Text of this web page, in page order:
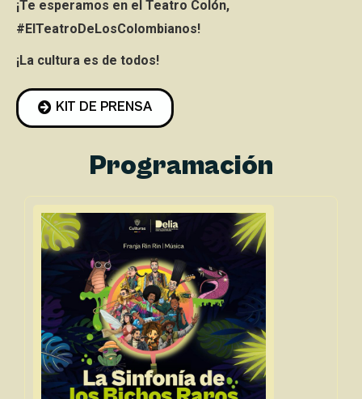
¡Te esperamos en el Teatro Colón,
#ElTeatroDeLosColombianos!
¡La cultura es de todos!
KIT DE PRENSA
Programación